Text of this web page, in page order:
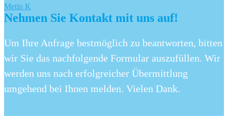
Metin K
Nehmen Sie Kontakt mit uns auf!
Um Ihre Anfrage bestmöglich zu beantworten, bitten
wir Sie das nachfolgende Formular auszufüllen. Wir
werden uns nach erfolgreicher Übermittlung
umgehend bei Ihnen melden. Vielen Dank.